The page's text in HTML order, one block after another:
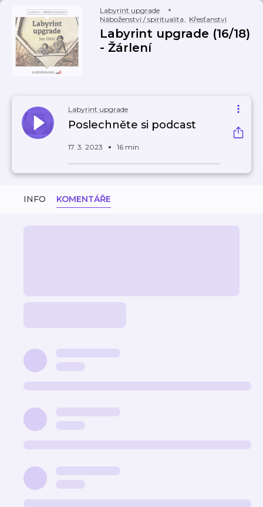
Labyrint upgrade
Náboženství / spiritualita, Křesťanství
Labyrint upgrade (16/18)
- Žárlení
Labyrint upgrade
Poslechněte si podcast
17. 3. 2023 16 min
INFO KOMENTÁŘE